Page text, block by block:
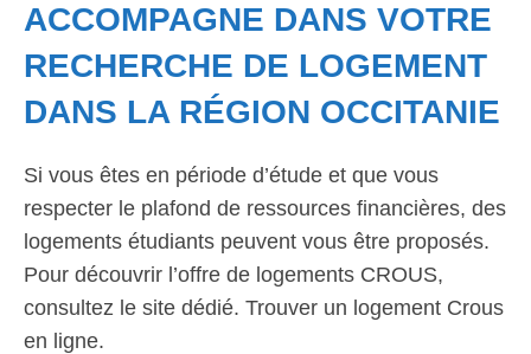
ACCOMPAGNE DANS VOTRE
RECHERCHE DE LOGEMENT
DANS LA RÉGION OCCITANIE
Si vous êtes en période d’étude et que vous
respecter le plafond de ressources financières, des
logements étudiants peuvent vous être proposés.
Pour découvrir l’offre de logements CROUS,
consultez le site dédié. Trouver un logement Crous
en ligne.